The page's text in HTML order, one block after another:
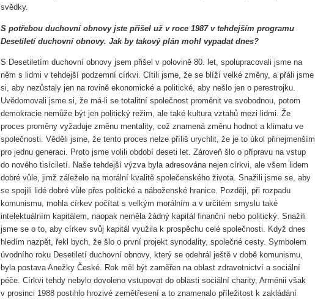
svědky.
S potřebou duchovní obnovy jste přišel už v roce 1987 v tehdejším programu
Desetiletí duchovní obnovy. Jak by takový plán mohl vypadat dnes?
S Desetiletím duchovní obnovy jsem přišel v polovině 80. let, spolupracovali jsme na
něm s lidmi v tehdejší podzemní církvi. Cítili jsme, že se blíží velké změny, a přáli jsme
si, aby nezůstaly jen na rovině ekonomické a politické, aby nešlo jen o perestrojku.
Uvědomovali jsme si, že má-li se totalitní společnost proměnit ve svobodnou, potom
demokracie nemůže být jen politický režim, ale také kultura vztahů mezi lidmi. Že
proces proměny vyžaduje změnu mentality, což znamená změnu hodnot a klimatu ve
společnosti. Věděli jsme, že tento proces nelze příliš urychlit, že je to úkol přinejmenším
pro jednu generaci. Proto jsme volili období deseti let. Zároveň šlo o přípravu na vstup
do nového tisíciletí. Naše tehdejší výzva byla adresována nejen církvi, ale všem lidem
dobré vůle, jimž záleželo na morální kvalitě společenského života. Snažili jsme se, aby
se spojili lidé dobré vůle přes politické a náboženské hranice. Později, při rozpadu
komunismu, mohla církev počítat s velkým morálním a v určitém smyslu také
intelektuálním kapitálem, naopak neměla žádný kapitál finanční nebo politický. Snažili
jsme se o to, aby církev svůj kapitál využila k prospěchu celé společnosti. Když dnes
hledím nazpět, řekl bych, že šlo o první projekt synodality, společné cesty. Symbolem
úvodního roku Desetiletí duchovní obnovy, který se odehrál ještě v době komunismu,
byla postava Anežky České. Rok měl být zaměřen na oblast zdravotnictví a sociální
péče. Církvi tehdy nebylo dovoleno vstupovat do oblasti sociální charity, Arménii však
v prosinci 1988 postihlo hrozivé zemětřesení a to znamenalo příležitost k zakládání